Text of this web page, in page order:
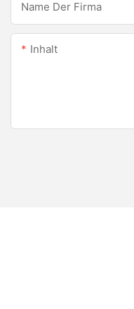
Name Der Firma
Inhalt